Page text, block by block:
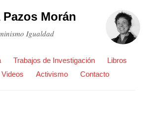
Pazos Morán
Igualdad
Trabajos de Investigación
Libros
Videos Activismo Contacto